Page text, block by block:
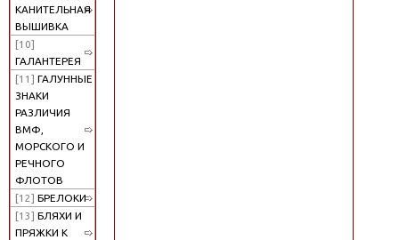
КАНИТЕЛЬНАЯ
ВЫШИВКА
[10]
ГАЛАНТЕРЕЯ
[11] ГАЛУННЫЕ
ЗНАКИ
РАЗЛИЧИЯ
ВМФ,
МОРСКОГО И
РЕЧНОГО
ФЛОТОВ
[12] БРЕЛОКИ
[13] БЛЯХИ И
ПРЯЖКИ К